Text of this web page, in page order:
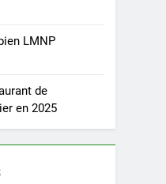
LMNP
de
en 2025